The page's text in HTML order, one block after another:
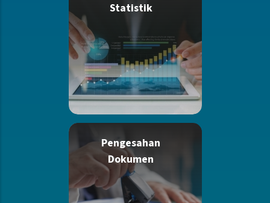
Statistik
Pengesahan
Dokumen